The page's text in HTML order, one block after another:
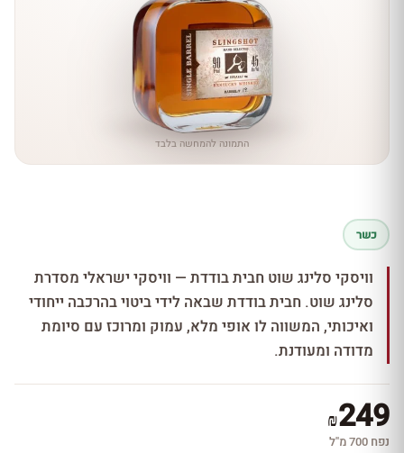
התמונה להמחשה בלבד
כשר
וויסקי סלינג שוט חבית בודדת — וויסקי ישראלי מסדרת
סלינג שוט. חבית בודדת שבאה לידי ביטוי בהרכבה ייחודי
ואיכותי, המשווה לו אופי מלא, עמוק ומרוכז עם סיומת
מדודה ומעודנת.
₪249
נפח 700 מ''ל